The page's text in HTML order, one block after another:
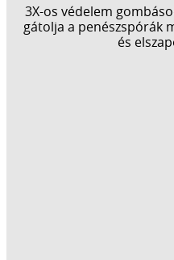
3X-os védelem
gátolja a penészspórák
és